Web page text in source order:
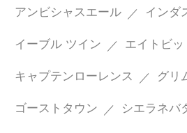
アンビシャスエール インダ
イーブル ツイン エイトビッ
キャプテンローレンス グリ
ゴーストタウン シエラネバ